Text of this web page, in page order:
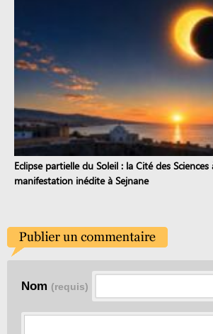
Eclipse partielle du Soleil : la Cité des
manifestation inédite à Sejnane
Nom (requis)